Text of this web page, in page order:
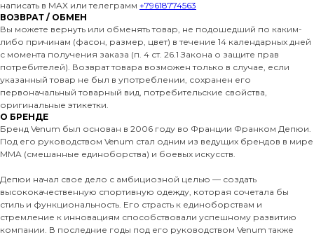
написать в MAX или телеграмм +79618774563
ВОЗВРАТ / ОБМЕН
Вы можете вернуть или обменять товар, не подошедший по каким-
либо причинам (фасон, размер, цвет) в течение 14 календарных дней
с момента получения заказа (п. 4 ст. 26.1 Закона о защите прав
потребителей). Возврат товара возможен только в случае, если
указанный товар не был в употреблении, сохранен его
первоначальный товарный вид, потребительские свойства,
оригинальные этикетки.
О БРЕНДЕ
Бренд Venum был основан в 2006 году во Франции Франком Депюи.
Под его руководством Venum стал одним из ведущих брендов в мире
MMA (смешанные единоборства) и боевых искусств.
Депюи начал свое дело с амбициозной целью — создать
высококачественную спортивную одежду, которая сочетала бы
стиль и функциональность. Его страсть к единоборствам и
стремление к инновациям способствовали успешному развитию
компании. В последние годы под его руководством Venum также